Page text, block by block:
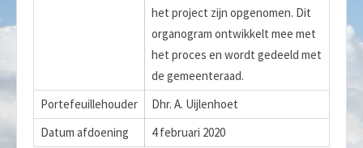
het project zijn opgenomen. Dit
organogram ontwikkelt mee met
het proces en wordt gedeeld met
de gemeenteraad.
Portefeuillehouder
Dhr. A. Uijlenhoet
Datum afdoening
4 februari 2020